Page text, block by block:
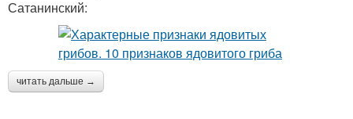
Сатанинский:
читать дальше →